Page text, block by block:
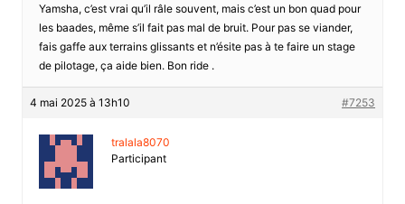
Yamsha, c’est vrai qu’il râle souvent, mais c’est un bon quad pour
les baades, même s’il fait pas mal de bruit. Pour pas se viander,
fais gaffe aux terrains glissants et n’ésite pas à te faire un stage
de pilotage, ça aide bien. Bon ride .
4 mai 2025 à 13h10 #7253
tralala8070
Participant